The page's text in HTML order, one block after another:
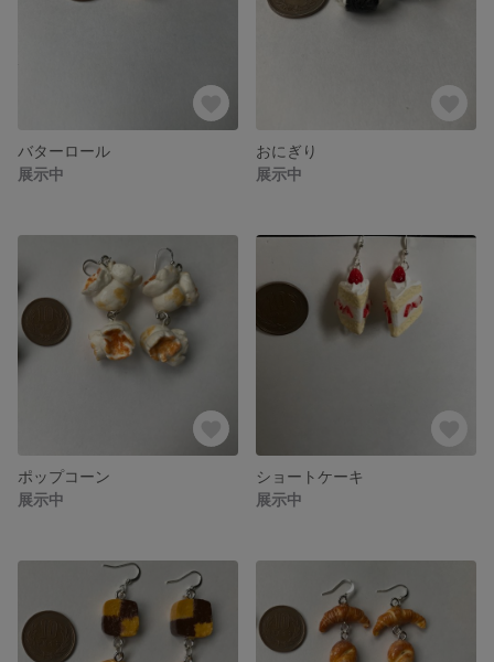
バターロール
展示中
おにぎり
展示中
ポップコーン
展示中
ショートケーキ
展示中